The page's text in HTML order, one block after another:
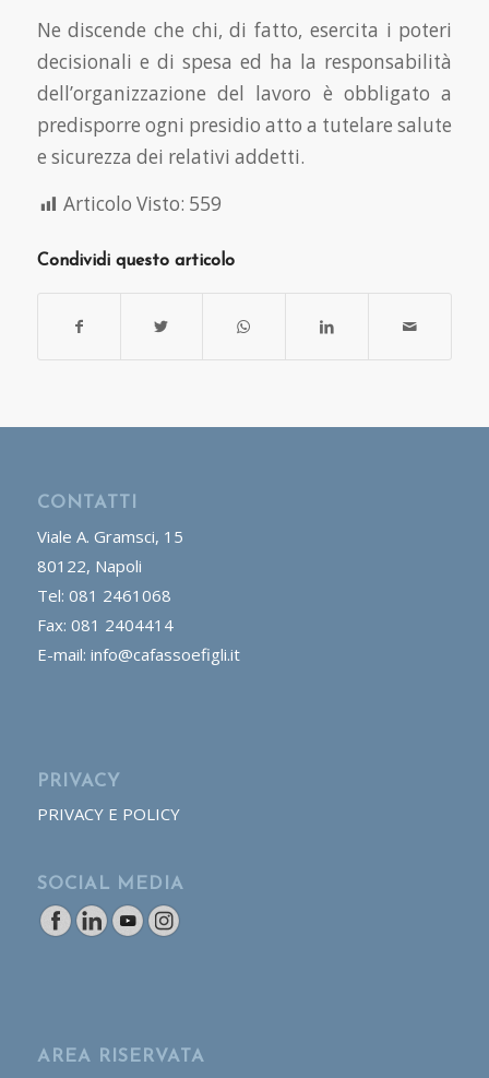
Ne discende che chi, di fatto, esercita i poteri
decisionali e di spesa ed ha la responsabilità
dell’organizzazione del lavoro è obbligato a
predisporre ogni presidio atto a tutelare salute
e sicurezza dei relativi addetti.
Articolo Visto: 559
Condividi questo articolo
CONTATTI
Viale A. Gramsci, 15
80122, Napoli
Tel: 081 2461068
Fax: 081 2404414
E-mail: info@cafassoefigli.it
PRIVACY
PRIVACY E POLICY
SOCIAL MEDIA
AREA RISERVATA